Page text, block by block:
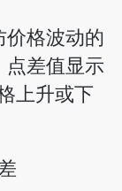
格波动的
差值显示
上升或下